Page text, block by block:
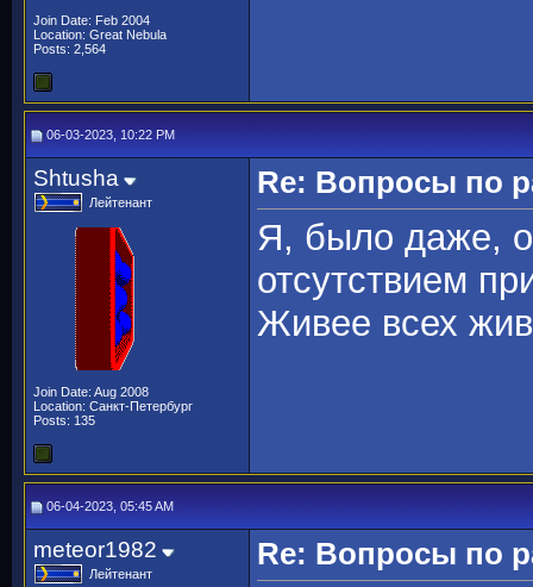
Join Date: Feb 2004
Location: Great Nebula
Posts: 2,564
06-03-2023, 10:22 PM
Shtusha
Лейтенант
Join Date: Aug 2008
Location: Санкт-Петербург
Posts: 135
Re: Вопросы по
Я, было даже,
отсутствием
Живее всех
06-04-2023, 05:45 AM
meteor1982
Лейтенант
Re: Вопросы по